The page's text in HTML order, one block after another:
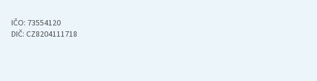
IČO: 73554120
DIČ: CZ8204111718